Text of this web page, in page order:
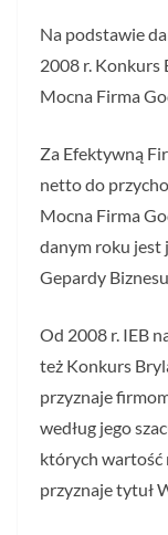
Na podstawie
2008 r. Konkurs
Mocna Firma
Za Efektywną
netto do
Mocna Firma
danym roku jest
Gepardy
Od 2008 r. IEB
też Konkurs
przyznaje
według jego
których wartość
przyznaje tytuł